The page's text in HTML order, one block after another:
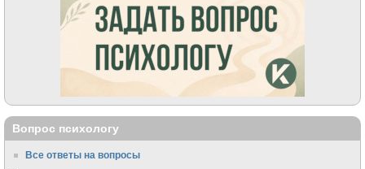
Вопрос психологу
Все ответы на вопросы